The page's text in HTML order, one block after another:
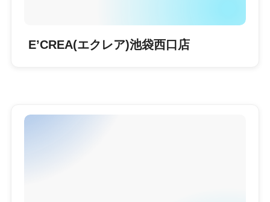
E’CREA(エクレア)池袋西口店